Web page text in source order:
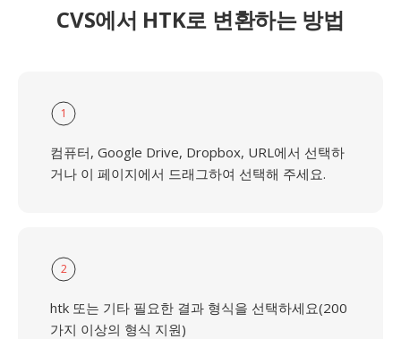
CVS에서 HTK로 변환하는 방법
1
컴퓨터, Google Drive, Dropbox, URL에서 선택하
거나 이 페이지에서 드래그하여 선택해 주세요.
2
htk 또는 기타 필요한 결과 형식을 선택하세요(200
가지 이상의 형식 지원)